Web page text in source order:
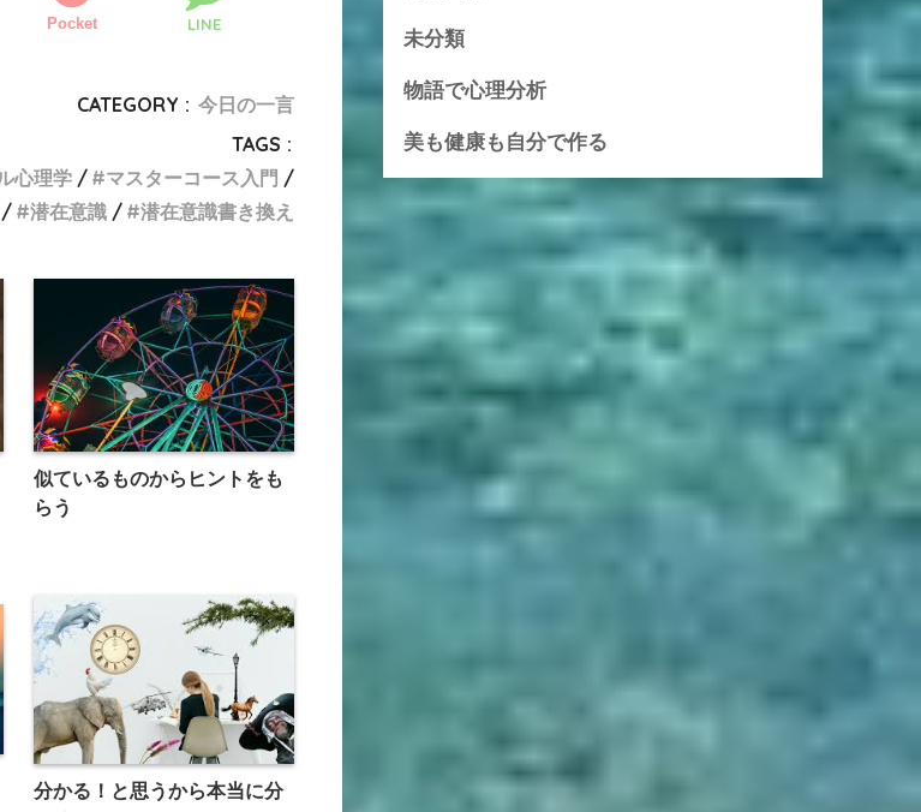
Pocket LINE
CATEGORY : 今日の一言
TAGS :
心理学
マスターコース入門
潜在意識 潜在意識書き換え
似ているものからヒントをも
らう
分かる！と思うから本当に分
未分類
物語で心理分析
美も健康も自分で作る